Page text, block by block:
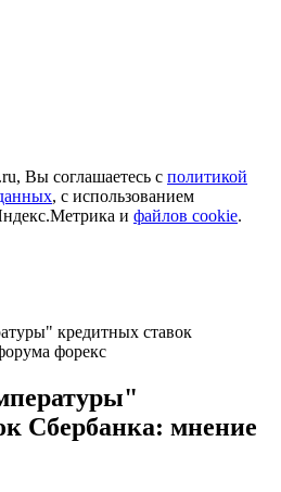
Вы соглашаетесь с политикой
, с использованием
и файлов cookie.
кредитных ставок
форекс
Сбербанка: мнение